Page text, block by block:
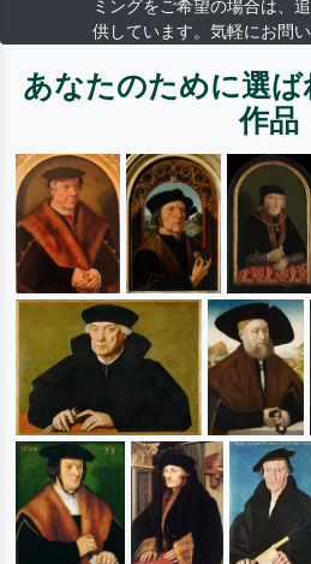
ミングをご希望の場合は、
供しています。気軽にお問い
あなたのために選
作品